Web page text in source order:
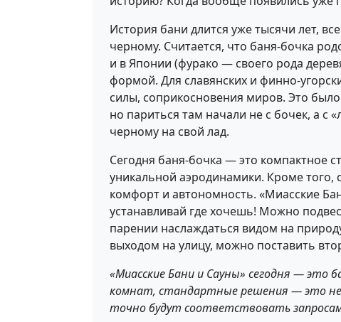
История бани длится уже тысячи лет,
черному. Считается, что баня-бочка
и в Японии (фурако — своего рода
формой. Для славянских и финно-
силы, соприкосновения миров. Это
но париться там начали не с бочек, а с
черному на свой лад.
Сегодня баня-бочка — это компактное
уникальной аэродинамики. Кроме
комфорт и автономность. «Миасские
устанавливай где хочешь! Можно
парении наслаждаться видом на
выходом на улицу, можно поставить
«Миасские Бани и Сауны» сегодня — это
комнат, стандартные решения — это не
точно будут соответствовать запросам